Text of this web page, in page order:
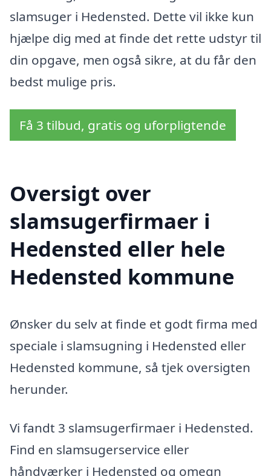
slamsuger i Hedensted. Dette vil ikke kun
hjælpe dig med at finde det rette udstyr til
din opgave, men også sikre, at du får den
bedst mulige pris.
Få 3 tilbud, gratis og uforpligtende
Oversigt over
slamsugerfirmaer i
Hedensted eller hele
Hedensted kommune
Ønsker du selv at finde et godt firma med
speciale i slamsugning i Hedensted eller
Hedensted kommune, så tjek oversigten
herunder.
Vi fandt 3 slamsugerfirmaer i Hedensted.
Find en slamsugerservice eller
håndværker i Hedensted og omegn